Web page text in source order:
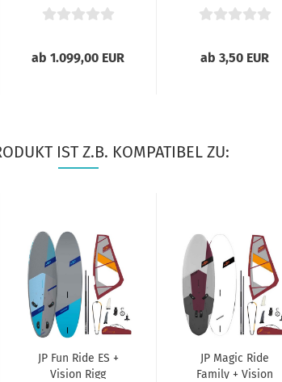
2021
ab 1.099,00 EUR ab 3,50 EUR
IST Z.B. KOMPATIBEL ZU:
JP Fun Ride ES +
Vision Rigg
JP Magic Ride
Family + Vision